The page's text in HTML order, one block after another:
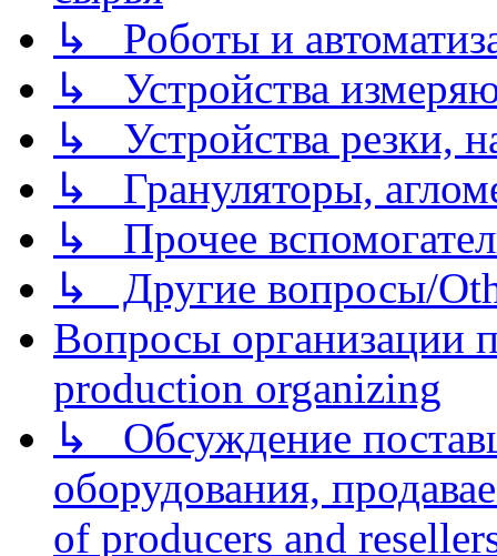
↳ Роботы и
↳ Устройства
↳ Устройства резки,
↳ Грануляторы,
↳ Прочее
↳ Другие вопросы/
Вопросы организации
production organizing
↳ Обсуждение
оборудования,
of producers and